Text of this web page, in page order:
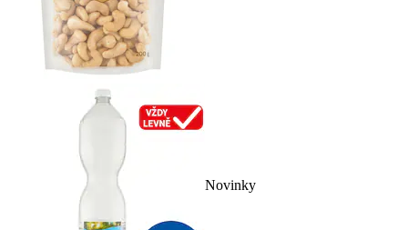
Novinky